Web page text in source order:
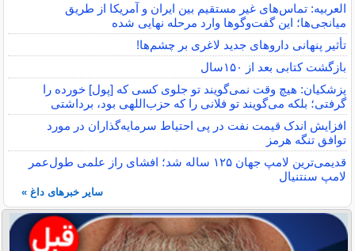
العربیه: تماس‌های غیر مستقیم بین ایران و آمریکا از طریق
میانجی‌ها؛ این گفت‌و‌گو‌ها وارد مرحله نهایی شده
تأثیر پنهانی داروهای جدید لاغری بر چشم‌ها!
بازگشت کتابی بعد از ۱۵۰سال
پزشکیان: هیچ وقت نمی‌گویند تو جلوی کسی که [پول] خورده را
گرفتی؛ بلکه می‌گویند تو فلانی را که حزب‌اللهی بود، برداشتی
افزایش اندک قیمت نفت در پی احتیاط سرمایه‌گذاران در مورد
توافق تنگه هرمز
قدیمی‌ترین لامپ جهان ۱۲۵ ساله شد؛ افشای راز علمی طول‌عمر
لامپ سنتنیال
سایر خبرهای داغ »